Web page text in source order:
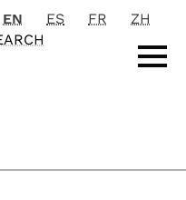
EN ES FR
ZH